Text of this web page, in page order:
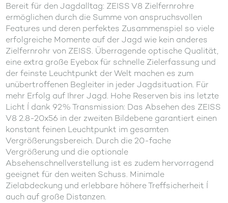
Bereit für den Jagdalltag: ZEISS V8 Zielfernrohre
ermöglichen durch die Summe von anspruchsvollen
Features und deren perfektes Zusammenspiel so viele
erfolgreiche Momente auf der Jagd wie kein anderes
Zielfernrohr von ZEISS. Überragende optische Qualität,
eine extra große Eyebox für schnelle Zielerfassung und
der feinste Leuchtpunkt der Welt machen es zum
unübertroffenen Begleiter in jeder Jagdsituation. Für
mehr Erfolg auf Ihrer Jagd. Hohe Reserven bis ins letzte
Licht Í dank 92% Transmission: Das Absehen des ZEISS
V8 2.8-20x56 in der zweiten Bildebene garantiert einen
konstant feinen Leuchtpunkt im gesamten
Vergrößerungsbereich. Durch die 20-fache
Vergrößerung und die optionale
Absehenschnellverstellung ist es zudem hervorragend
geeignet für den weiten Schuss. Minimale
Zielabdeckung und erlebbare höhere Treffsicherheit Í
auch auf große Distanzen.